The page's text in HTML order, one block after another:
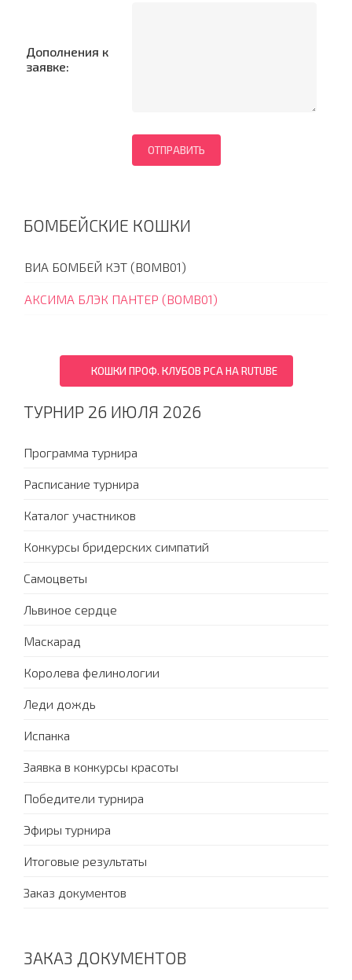
Дополнения к
заявке:
БОМБЕЙСКИЕ КОШКИ
ВИА БОМБЕЙ КЭТ (BOMB01)
АКСИМА БЛЭК ПАНТЕР (BOMB01)
КОШКИ ПРОФ. КЛУБОВ PCA НА RUTUBE
ТУРНИР 26 ИЮЛЯ 2026
Программа турнира
Расписание турнира
Каталог участников
Конкурсы бридерских симпатий
Самоцветы
Львиное сердце
Маскарад
Королева фелинологии
Леди дождь
Испанка
Заявка в конкурсы красоты
Победители турнира
Эфиры турнира
Итоговые результаты
Заказ документов
ЗАКАЗ ДОКУМЕНТОВ